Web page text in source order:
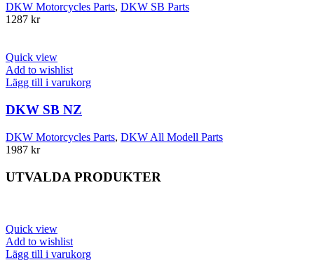
DKW Motorcycles Parts, DKW SB Parts
1287 kr
Quick view
Add to wishlist
Lägg till i varukorg
DKW SB NZ
DKW Motorcycles Parts, DKW All Modell Parts
1987 kr
UTVALDA PRODUKTER
Quick view
Add to wishlist
Lägg till i varukorg